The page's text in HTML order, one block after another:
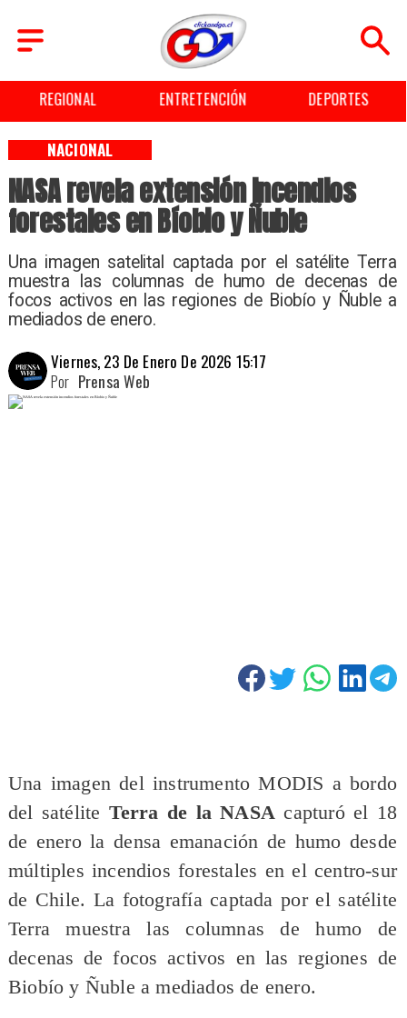
REGIONAL ENTRETENCIÓN DEPORTES
NASA revela extensión incendios
forestales en Bíobio y Ñuble
Una imagen satelital captada por el satélite Terra
muestra las columnas de humo de decenas de
focos activos en las regiones de Biobío y Ñuble a
mediados de enero.
NACIONAL
Viernes, 23 De Enero De 2026 15:17
Prensa Web
Por
Una imagen del instrumento MODIS a bordo
del satélite Terra de la NASA capturó el 18
de enero la densa emanación de humo desde
múltiples incendios forestales en el centro-sur
de Chile. La fotografía captada por el satélite
Terra muestra las columnas de humo de
decenas de focos activos en las regiones de
Biobío y Ñuble a mediados de enero.